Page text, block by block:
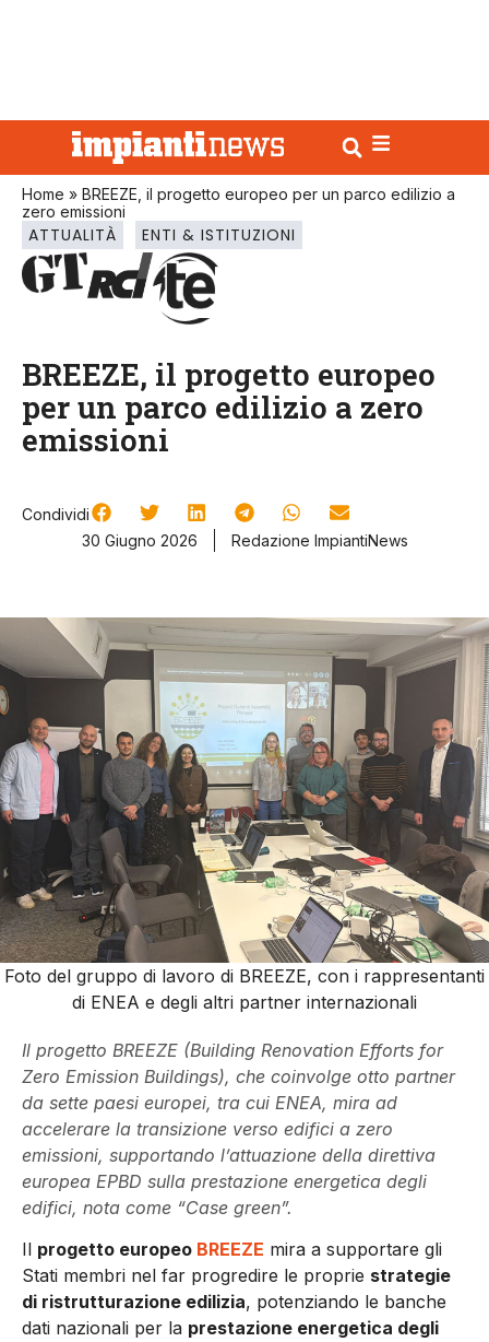
Home » BREEZE, il progetto europeo per un parco edilizio a
zero emissioni
ATTUALITÀ ENTI & ISTITUZIONI
BREEZE, il progetto europeo
per un parco edilizio a zero
emissioni
Condividi
30 Giugno 2026
Redazione ImpiantiNews
Foto del gruppo di lavoro di BREEZE, con i rappresentanti
di ENEA e degli altri partner internazionali
Il progetto BREEZE (Building Renovation Efforts for
Zero Emission Buildings), che coinvolge otto partner
da sette paesi europei, tra cui ENEA, mira ad
accelerare la transizione verso edifici a zero
emissioni, supportando l’attuazione della direttiva
europea EPBD sulla prestazione energetica degli
edifici, nota come “Case green”.
Il progetto europeo BREEZE mira a supportare gli
Stati membri nel far progredire le proprie strategie
di ristrutturazione edilizia, potenziando le banche
dati nazionali per la prestazione energetica degli